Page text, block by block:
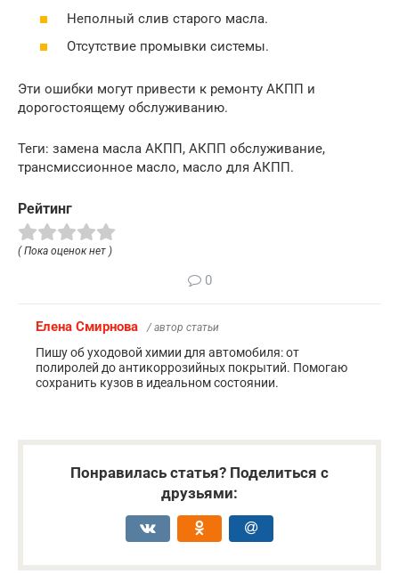
Неполный слив старого масла.
Отсутствие промывки системы.
Эти ошибки могут привести к ремонту АКПП и
дорогостоящему обслуживанию.
Теги: замена масла АКПП, АКПП обслуживание,
трансмиссионное масло, масло для АКПП.
Рейтинг
( Пока оценок нет )
0
Елена Смирнова / автор статьи
Пишу об уходовой химии для автомобиля: от
полиролей до антикоррозийных покрытий. Помогаю
сохранить кузов в идеальном состоянии.
Понравилась статья? Поделиться с
друзьями: